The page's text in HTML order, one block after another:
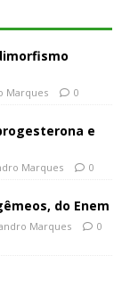
Marques 0
e
Marques 0
do Enem
Marques 0